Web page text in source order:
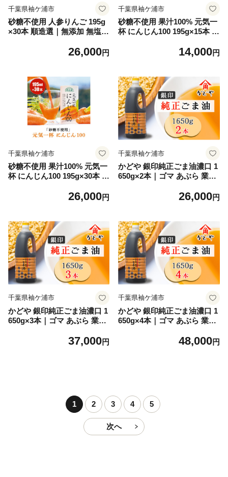
千葉県袖ケ浦市
砂糖不使用 人参りんご 195g
×30本 順造選｜無添加 無塩
ス ドリンク カロテン 長期保
26,000円
千葉県袖ケ浦市
砂糖不使用 果汁100% 元気一
杯 にんじん100 195g×15本 順
ジュース ドリンク カロテン
14,000円
千葉県袖ケ浦市
砂糖不使用 果汁100% 元気一
杯 にんじん100 195g×30本 順
ドリンク カロテン 長期保存
26,000円
千葉県袖ケ浦市
かどや 銀印純正ごま油濃口 1
650g×2本｜ゴマ あぶら 業務
濃口 胡麻 セサミ [0753]
26,000円
千葉県袖ケ浦市
かどや 銀印純正ごま油濃口 1
650g×3本｜ゴマ あぶら 業務
濃口 胡麻 セサミ [0754]
37,000円
千葉県袖ケ浦市
かどや 銀印純正ごま油濃口 1
650g×4本｜ゴマ あぶら 業務
濃口 胡麻 セサミ [0755]
48,000円
1 2 3 4 5
次へ